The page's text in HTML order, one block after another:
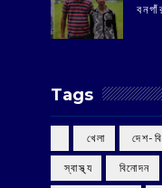
Tags
‌ খেলা দেশ-
‌ স্বাস্থ্য ‌ বিনোদন